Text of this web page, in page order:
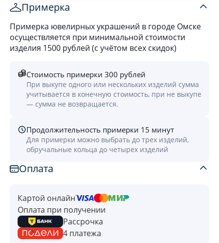
Примерка
Примерка ювелирных украшений в городе Омске
осуществляется при минимальной стоимости
изделия 1500 рублей (с учётом всех скидок)
Стоимость примерки 300 рублей
При выкупе одного или нескольких изделий сумма
учитывается в конечную стоимость, при не выкупе
— сумма не возвращается.
Продолжительность примерки 15 минут
Для примерки можно выбрать до трех изделий,
обручальные кольца до четырех изделий
Оплата
Картой онлайн
Оплата при получении
Рассрочка
4 платежа